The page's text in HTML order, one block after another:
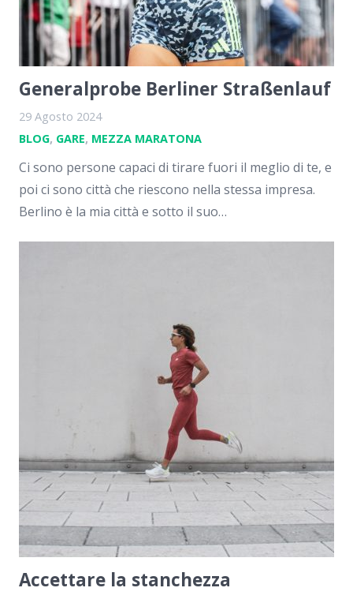
Generalprobe Berliner Straßenlauf
29 Agosto 2024
BLOG, GARE, MEZZA MARATONA
Ci sono persone capaci di tirare fuori il meglio di te, e
poi ci sono città che riescono nella stessa impresa.
Berlino è la mia città e sotto il suo…
Accettare la stanchezza